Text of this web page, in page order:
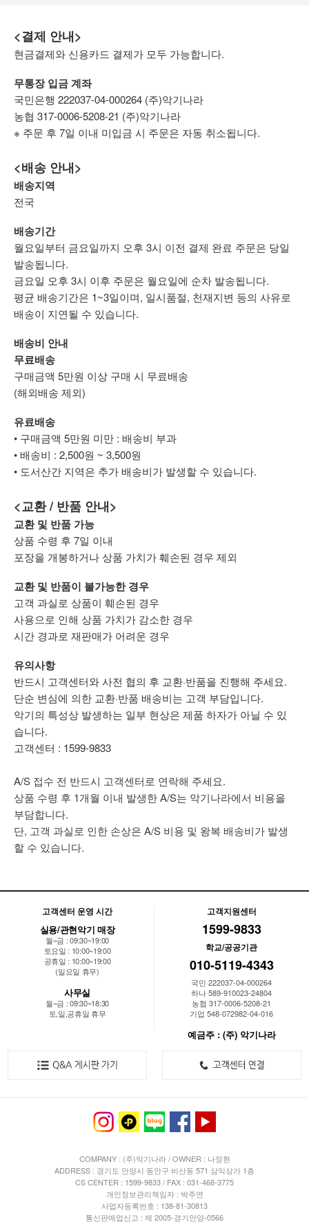
<결제 안내>
현금결제와 신용카드 결제가 모두 가능합니다.
무통장 입금 계좌
국민은행 222037-04-000264 (주)악기나라
농협 317-0006-5208-21 (주)악기나라
※ 주문 후 7일 이내 미입금 시 주문은 자동 취소됩니다.
<배송 안내>
배송지역
전국
배송기간
월요일부터 금요일까지 오후 3시 이전 결제 완료 주문은 당일
발송됩니다.
금요일 오후 3시 이후 주문은 월요일에 순차 발송됩니다.
평균 배송기간은 1~3일이며, 일시품절, 천재지변 등의 사유로
배송이 지연될 수 있습니다.
배송비 안내
무료배송
구매금액 5만원 이상 구매 시 무료배송
(해외배송 제외)
유료배송
• 구매금액 5만원 미만 : 배송비 부과
• 배송비 : 2,500원 ~ 3,500원
• 도서산간 지역은 추가 배송비가 발생할 수 있습니다.
<교환 / 반품 안내>
교환 및 반품 가능
상품 수령 후 7일 이내
포장을 개봉하거나 상품 가치가 훼손된 경우 제외
교환 및 반품이 불가능한 경우
고객 과실로 상품이 훼손된 경우
사용으로 인해 상품 가치가 감소한 경우
시간 경과로 재판매가 어려운 경우
유의사항
반드시 고객센터와 사전 협의 후 교환·반품을 진행해 주세요.
단순 변심에 의한 교환·반품 배송비는 고객 부담입니다.
악기의 특성상 발생하는 일부 현상은 제품 하자가 아닐 수 있
습니다.
고객센터 : 1599-9833
A/S 접수 전 반드시 고객센터로 연락해 주세요.
상품 수령 후 1개월 이내 발생한 A/S는 악기나라에서 비용을
부담합니다.
단, 고객 과실로 인한 손상은 A/S 비용 및 왕복 배송비가 발생
할 수 있습니다.
고객센터 운영 시간
실용/관현악기 매장
월~금 : 09:30~19:00
토요일 : 10:00~19:00
공휴일 : 10:00~19:00
(일요일 휴무)
사무실
월~금 : 09:30~18:30
토,일,공휴일 휴무
고객지원센터
1599-9833
학교/공공기관
010-5119-4343
국민 222037-04-000264
하나 589-910023-24804
농협 317-0006-5208-21
기업 548-072982-04-016
예금주 : (주) 악기나라
COMPANY : (주)악기나라 / OWNER : 나정현
ADDRESS : 경기도 안양시 동안구 비산동 571 삼익상가 1층
CS CENTER : 1599-9833 / FAX : 031-468-3775
개인정보관리책임자 : 박주연
사업자등록번호 : 138-81-30813
통신판매업신고 : 제 2005-경기안양-0566